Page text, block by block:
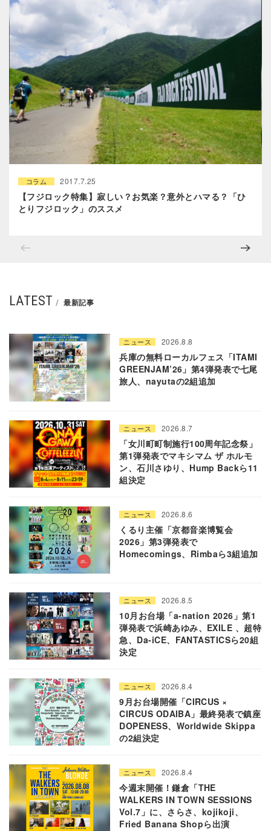
コラム 2017.7.25
【フジロック特集】寂しい？お気楽？意外とハマる？「ひ
とりフジロック」のススメ
LATEST 最新記事
ニュース 2026.8.8
兵庫の無料ローカルフェス「ITAMI
GREENJAM’26」第4弾発表で七尾
旅人、nayutaの2組追加
ニュース 2026.8.7
「女川町町制施行100周年記念祭」
第1弾発表でマキシマム ザ ホルモ
ン、石川さゆり、Hump Backら11
組決定
ニュース 2026.8.6
くるり主催「京都音楽博覧会
2026」第3弾発表で
Homecomings、Rimbaら3組追加
ニュース 2026.8.5
10月お台場「a-nation 2026」第1
弾発表で浜崎あゆみ、EXILE 、超特
急、Da-iCE、FANTASTICSら20組
決定
ニュース 2026.8.4
9月お台場開催「CIRCUS ×
CIRCUS ODAIBA」最終発表で鎮座
DOPENESS、Worldwide Skippa
の2組決定
ニュース 2026.8.4
今週末開催！鎌倉「THE
WALKERS IN TOWN SESSIONS
Vol.7」に、さらさ、kojikoji、
Fried Banana Shopら出演